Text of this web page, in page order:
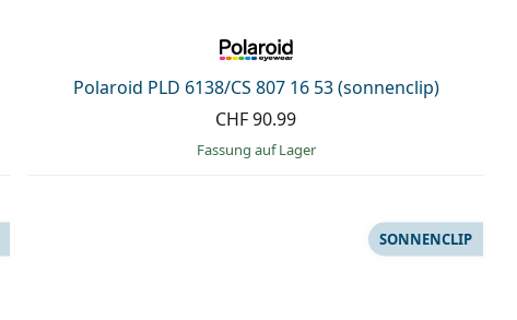
Polaroid PLD 6138/CS 807 16 53 (sonnenclip)
CHF 90.99
Fassung auf Lager
SONNENCLIP